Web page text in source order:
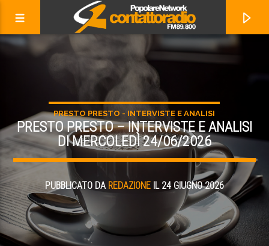
ADESSO IN ONDA
RESISTI
PRESTO PRESTO - INTERVISTE E ANALISI
PRESTO PRESTO – INTERVISTE E ANALISI
DI MERCOLEDÌ 24/06/2026
PUBBLICATO DA REDAZIONE IL 24 GIUGNO 2026